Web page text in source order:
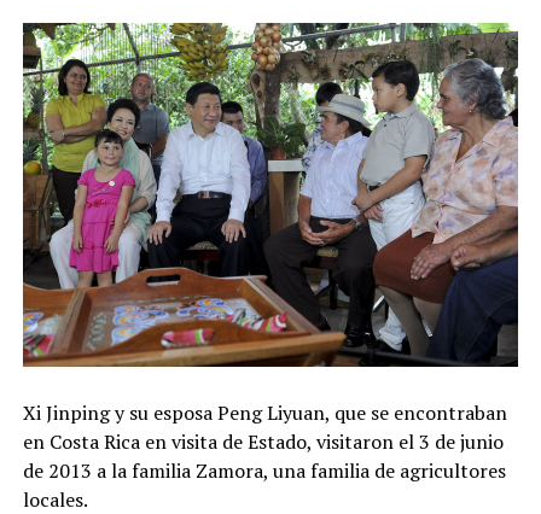
Xi Jinping y su esposa Peng Liyuan, que se encontraban
en Costa Rica en visita de Estado, visitaron el 3 de junio
de 2013 a la familia Zamora, una familia de agricultores
locales.